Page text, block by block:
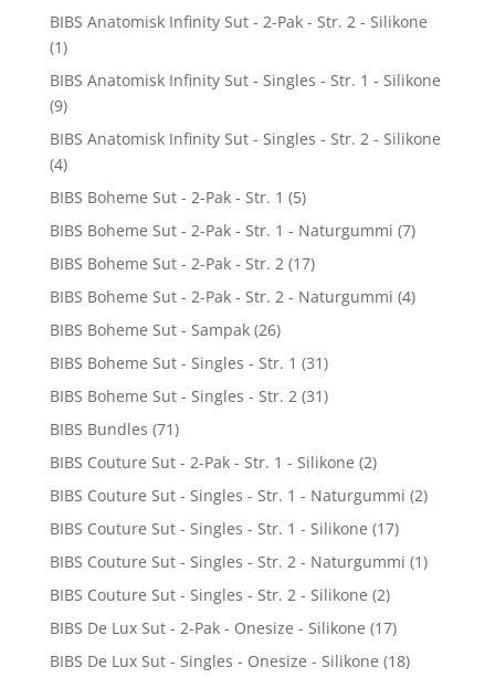
BIBS Anatomisk Infinity Sut - 2-Pak - Str. 2 - Silikone
(1)
BIBS Anatomisk Infinity Sut - Singles - Str. 1 - Silikone
(9)
BIBS Anatomisk Infinity Sut - Singles - Str. 2 - Silikone
(4)
BIBS Boheme Sut - 2-Pak - Str. 1 (5)
BIBS Boheme Sut - 2-Pak - Str. 1 - Naturgummi (7)
BIBS Boheme Sut - 2-Pak - Str. 2 (17)
BIBS Boheme Sut - 2-Pak - Str. 2 - Naturgummi (4)
BIBS Boheme Sut - Sampak (26)
BIBS Boheme Sut - Singles - Str. 1 (31)
BIBS Boheme Sut - Singles - Str. 2 (31)
BIBS Bundles (71)
BIBS Couture Sut - 2-Pak - Str. 1 - Silikone (2)
BIBS Couture Sut - Singles - Str. 1 - Naturgummi (2)
BIBS Couture Sut - Singles - Str. 1 - Silikone (17)
BIBS Couture Sut - Singles - Str. 2 - Naturgummi (1)
BIBS Couture Sut - Singles - Str. 2 - Silikone (2)
BIBS De Lux Sut - 2-Pak - Onesize - Silikone (17)
BIBS De Lux Sut - Singles - Onesize - Silikone (18)